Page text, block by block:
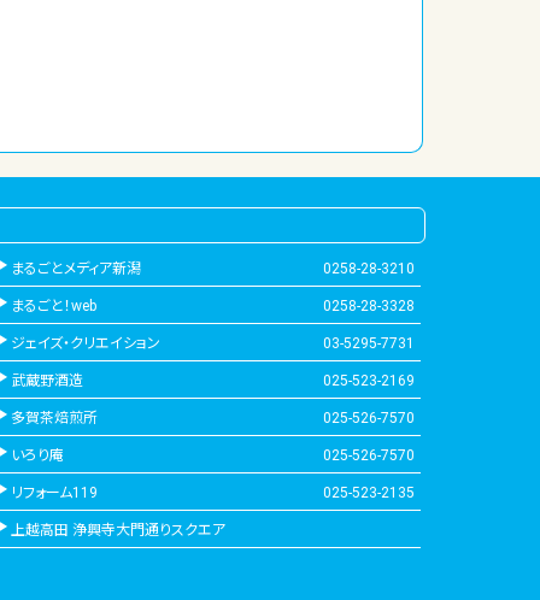
まるごとメディア新潟 0258-28-3210
まるごと！web 0258-28-3328
ジェイズ・クリエイション 03-5295-7731
武蔵野酒造 025-523-2169
多賀茶焙煎所 025-526-7570
いろり庵 025-526-7570
リフォーム119 025-523-2135
上越高田 浄興寺大門通りスクエア